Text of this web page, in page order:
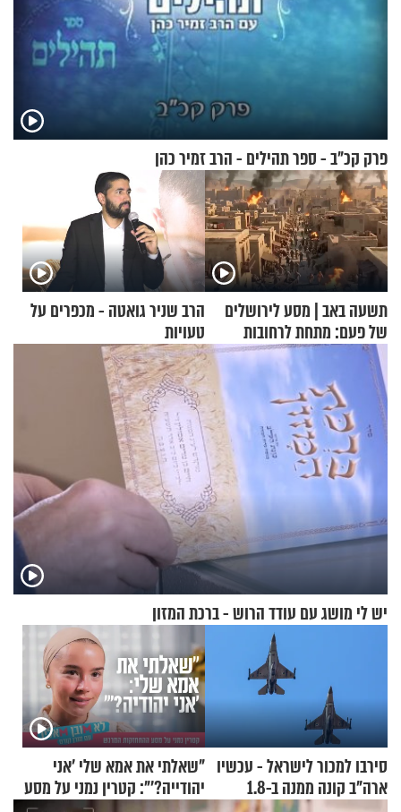
פרק קכ"ב - ספר תהילים - הרב זמיר כהן
תשעה באב | מסע לירושלים
של פעם: מתחת לרחובות
ירושלים
הרב שניר גואטה - מכפרים על
טעויות
יש לי מושג עם עודד הרוש - ברכת המזון
סירבו למכור לישראל - עכשיו
ארה"ב קונה ממנה ב-1.8
"שאלתי את אמא שלי 'אני
יהודייה?'": קטרין נמני על מסע